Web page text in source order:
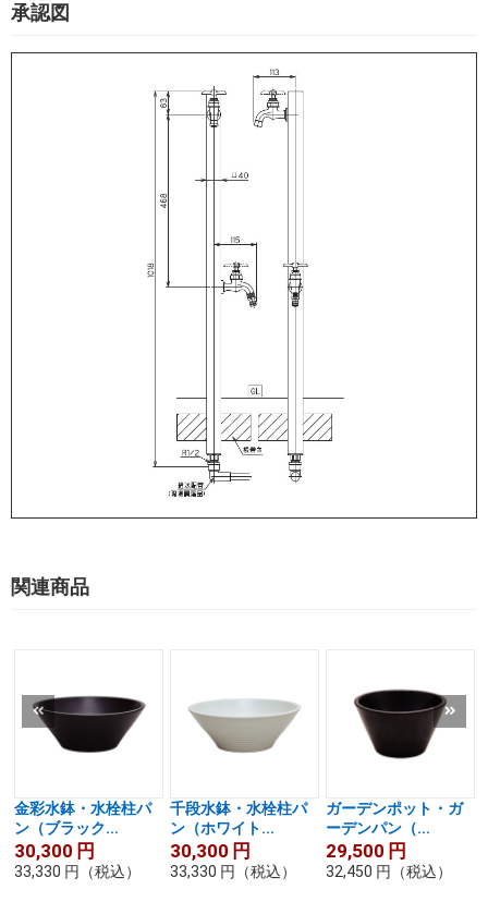
承認図
関連商品
金彩水鉢・水栓柱パ
ン（ブラック...
30,300 円
33,330 円 （税込）
千段水鉢・水栓柱パ
ン（ホワイト...
30,300 円
33,330 円 （税込）
ガーデンポット・ガ
ーデンパン（...
29,500 円
32,450 円 （税込）